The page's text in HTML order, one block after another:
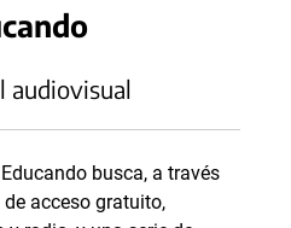
audiovisual
busca, a través
acceso gratuito,